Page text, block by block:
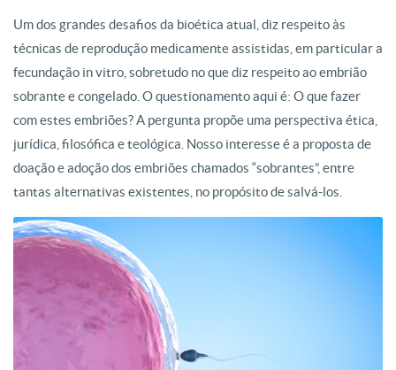
Um dos grandes desafios da bioética atual, diz respeito às
técnicas de reprodução medicamente assistidas, em particular a
fecundação in vitro, sobretudo no que diz respeito ao embrião
sobrante e congelado. O questionamento aqui é: O que fazer
com estes embriões? A pergunta propõe uma perspectiva ética,
jurídica, filosófica e teológica. Nosso interesse é a proposta de
doação e adoção dos embriões chamados “sobrantes”, entre
tantas alternativas existentes, no propósito de salvá-los.